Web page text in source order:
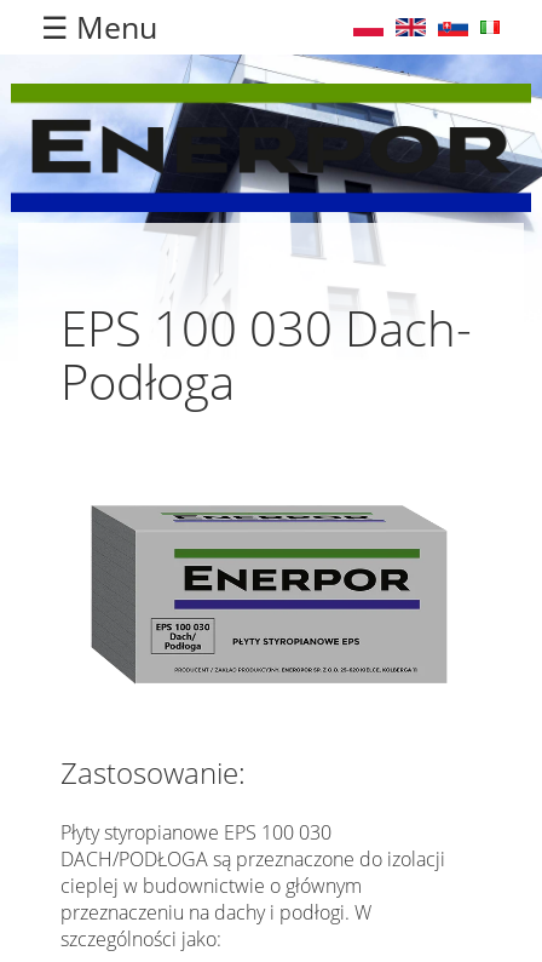
☰ Menu
EPS 100 030 Dach-
Podłoga
Zastosowanie:
Płyty styropianowe EPS 100 030
DACH/PODŁOGA są przeznaczone do izolacji
cieplej w budownictwie o głównym
przeznaczeniu na dachy i podłogi. W
szczególności jako: